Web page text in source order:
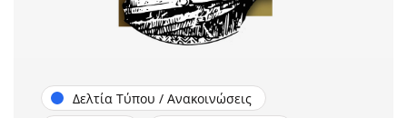
Δελτία Τύπου / Ανακοινώσεις